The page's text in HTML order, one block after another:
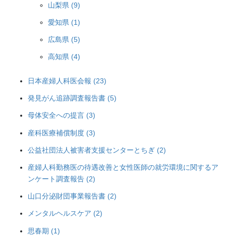
山梨県 (9)
愛知県 (1)
広島県 (5)
高知県 (4)
日本産婦人科医会報 (23)
発見がん追跡調査報告書 (5)
母体安全への提言 (3)
産科医療補償制度 (3)
公益社団法人被害者支援センターとちぎ (2)
産婦人科勤務医の待遇改善と女性医師の就労環境に関するア
ンケート調査報告 (2)
山口分泌財団事業報告書 (2)
メンタルヘルスケア (2)
思春期 (1)